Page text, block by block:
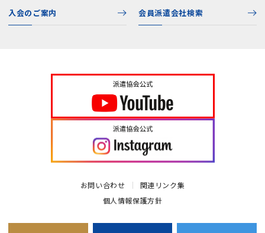
入会のご案内 会員派遣会社検索
お問い合わせ
関連リンク集
個人情報保護方針